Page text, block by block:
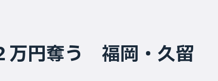
万円奪う 福岡・久留